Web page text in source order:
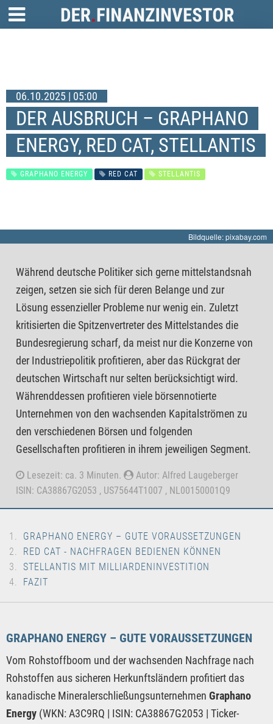
06.10.2025 | 05:00
DER AUSBRUCH – GRAPHANO
ENERGY, RED CAT, STELLANTIS
GRAPHANO ENERGY RED CAT STELLANTIS
Bildquelle: pixabay.com
Während deutsche Politiker sich gerne mittelstandsnah
zeigen, setzen sie sich für deren Belange und zur
Lösung essenzieller Probleme nur wenig ein. Zuletzt
kritisierten die Spitzenvertreter des Mittelstandes die
Bundesregierung scharf, da meist nur die Konzerne von
der Industriepolitik profitieren, aber das Rückgrat der
deutschen Wirtschaft nur selten berücksichtigt wird.
Währenddessen profitieren viele börsennotierte
Unternehmen von den wachsenden Kapitalströmen zu
den verschiedenen Börsen und folgenden
Gesellschaften profitieren in ihrem jeweiligen Segment.
Lesezeit: ca. 3 Minuten.
Autor: Alfred Laugeberger
ISIN: CA38867G2053 , US75644T1007 , NL00150001Q9
GRAPHANO ENERGY – GUTE VORAUSSETZUNGEN
RED CAT - NACHFRAGEN BEDIENEN KÖNNEN
STELLANTIS MIT MILLIARDENINVESTITION
FAZIT
GRAPHANO ENERGY – GUTE VORAUSSETZUNGEN
Vom Rohstoffboom und der wachsenden Nachfrage nach
Rohstoffen aus sicheren Herkunftsländern profitiert das
kanadische Mineralerschließungsunternehmen Graphano
Energy (WKN: A3C9RQ | ISIN: CA38867G2053 | Ticker-